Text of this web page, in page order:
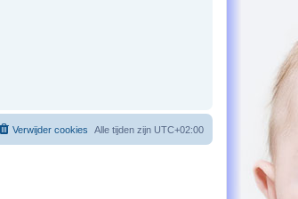
Alle tijden zijn UTC+02:00
Verwijder cookies